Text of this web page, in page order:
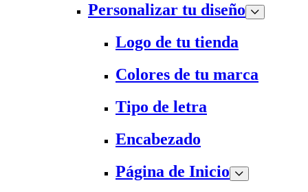
Personalizar tu diseño
Logo de tu tienda
Colores de tu marca
Tipo de letra
Encabezado
Página de Inicio